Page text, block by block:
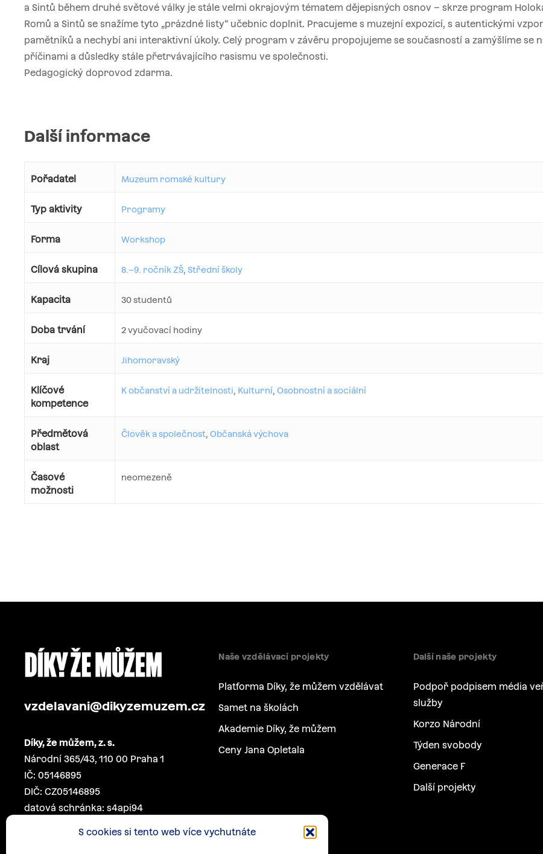
S cookies si tento web více vychutnáte
a Sintů během druhé světové války je stále velmi okrajovým tématem dějepisných osnov – skrze program
Romů a Sintů se snažíme tyto „prázdné listy“ učebnic doplnit. Pracujeme s muzejní expozicí, s autentickými
pamětníků a nechybí ani interaktivní úkoly. Celý program v závěru propojujeme se současností a zamýšlíme se
příčinami a důsledky stále přetrvávajícího rasismu ve společnosti.
Pedagogický doprovod zdarma.
Další informace
Pořadatel Muzeum romské kultury
Typ aktivity Programy
Forma Workshop
Cílová skupina 8.–9. ročník ZŠ, Střední školy
Kapacita 30 studentů
Doba trvání 2 vyučovací hodiny
Kraj Jihomoravský
Klíčové
kompetence
K občanství a udržitelnosti, Kulturní, Osobnostní a sociální
Předmětová
oblast
Člověk a společnost, Občanská výchova
Časové
možnosti
neomezeně
vzdelavani@dikyzemuzem.cz
Díky, že můžem, z. s.
Národní 365/43, 110 00 Praha 1
IČ: 05146895
DIČ: CZ05146895
datová schránka: s4api94
Naše vzdělávací projekty
Platforma Díky, že můžem vzdělávat
Samet na školách
Akademie Díky, že můžem
Ceny Jana Opletala
Další naše projekty
Podpoř podpisem média
služby
Korzo Národní
Týden svobody
Generace F
Další projekty